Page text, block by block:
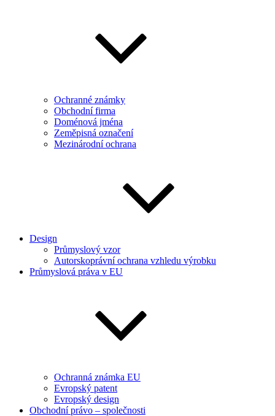
Ochranné známky
Obchodní firma
Doménová jména
Zeměpisná označení
Mezinárodní ochrana
Design
Průmyslový vzor
Autorskoprávní ochrana vzhledu výrobku
Průmyslová práva v EU
Ochranná známka EU
Evropský patent
Evropský design
Obchodní právo – společnosti